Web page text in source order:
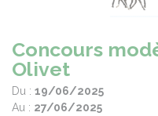
Concours
Olivet
Du : 19/06/2025
Au : 27/06/2025